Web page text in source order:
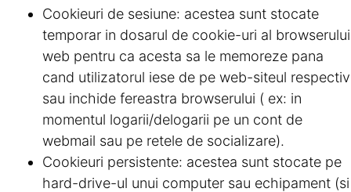
Cookieuri de sesiune: acestea sunt stocate
temporar in dosarul de cookie-uri al browserului
web pentru ca acesta sa le memoreze pana
cand utilizatorul iese de pe web-siteul respectiv
sau inchide fereastra browserului ( ex: in
momentul logarii/delogarii pe un cont de
webmail sau pe retele de socializare).
Cookieuri persistente: acestea sunt stocate pe
hard-drive-ul unui computer sau echipament (si